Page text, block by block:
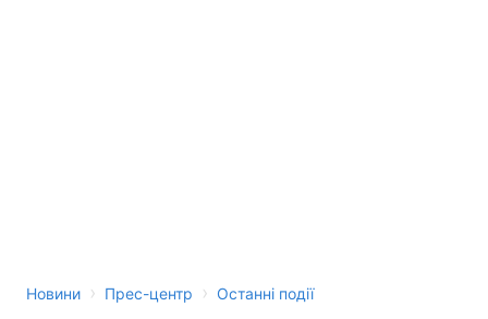
Новини › Прес-центр › Останні події